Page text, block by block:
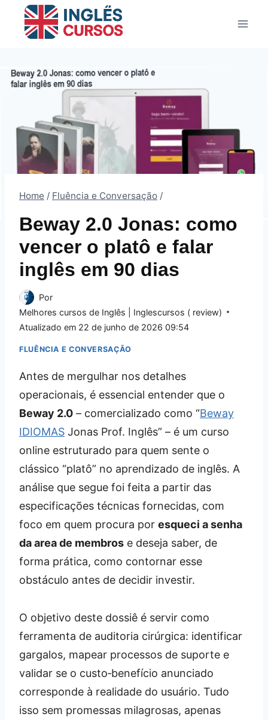
Home / Fluência e Conversação /
Beway 2.0 Jonas: como
vencer o platô e falar
inglês em 90 dias
Por
Melhores cursos de Inglês | Inglescursos ( review)
Atualizado em 22 de junho de 2026 09:54
FLUÊNCIA E CONVERSAÇÃO
Antes de mergulhar nos detalhes
operacionais, é essencial entender que o
Beway 2.0 – comercializado como “Beway
IDIOMAS Jonas Prof. Inglês” – é um curso
online estruturado para quem sente o
clássico “platô” no aprendizado de inglês. A
análise que segue foi feita a partir das
especificações técnicas fornecidas, com
foco em quem procura por esqueci a senha
da area de membros e deseja saber, de
forma prática, como contornar esse
obstáculo antes de decidir investir.
O objetivo deste dossiê é servir como
ferramenta de auditoria cirúrgica: identificar
gargalos, mapear processos de suporte e
validar se o custo‑benefício anunciado
corresponde à realidade do usuário. Tudo
isso sem promessas milagrosas, apenas